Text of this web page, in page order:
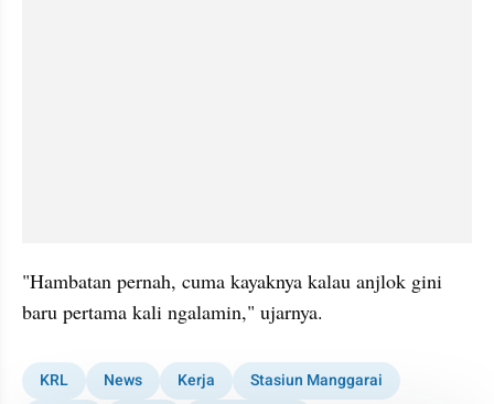
"Hambatan pernah, cuma kayaknya kalau anjlok gini
baru pertama kali ngalamin," ujarnya.
KRL News Kerja Stasiun Manggarai